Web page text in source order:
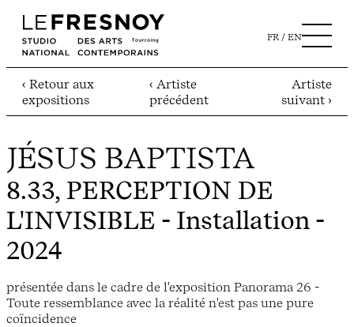
FR EN
‹ Retour aux
expositions
‹ Artiste
précédent
Artiste
suivant ›
JÉSUS BAPTISTA
8.33, PERCEPTION DE
L'INVISIBLE - Installation -
2024
présentée dans le cadre de l'exposition Panorama 26 -
Toute ressemblance avec la réalité n'est pas une pure
coïncidence